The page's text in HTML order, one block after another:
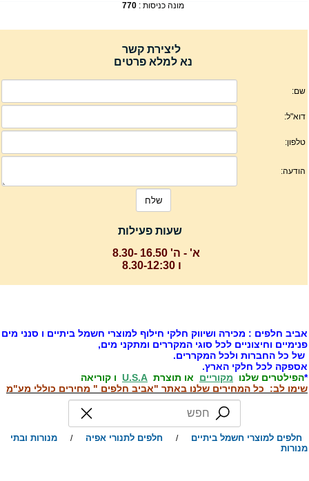
מונה כניסות : 770
ליצירת קשר
נא למלא פרטים
שעות פעילות
א' - ה' 16.50 -8.30
ו 8.30-12:30
חלפים : מכירה ושיווק חלקי חילוף למוצרי חשמל ביתיים ו סנני מים
וחיצוניים לכל סוגי המקררים ומתקני מים,
כל החברות ולכל המקררים.
לכל חלקי הארץ.
הפילטרים שלנו מקורייםאו תוצרת U.S.Aו קוריאה
לב: כל המחירים שלנו באתר "אביב חלפים " מחירים כוללי מע"מ
חלפים למוצרי חשמל ביתיים חלפים לתנורי אפיה
מנורות ובתי